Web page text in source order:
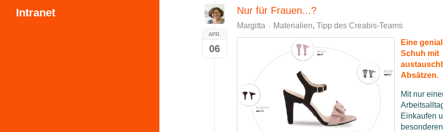
Intranet
APR.
06
Nur für Frauen...?
Margitta Materialien Tipp des Creabis-Teams
Eine
Schuh mit
Absätzen.
Mit nur
Einkaufen